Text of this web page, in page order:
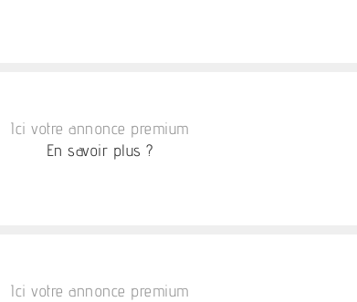
Ici votre annonce premium
En savoir plus ?
Ici votre annonce premium